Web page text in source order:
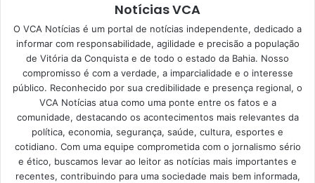
Notícias VCA
O VCA Notícias é um portal de notícias independente, dedicado a
informar com responsabilidade, agilidade e precisão a população
de Vitória da Conquista e de todo o estado da Bahia. Nosso
compromisso é com a verdade, a imparcialidade e o interesse
público. Reconhecido por sua credibilidade e presença regional, o
VCA Notícias atua como uma ponte entre os fatos e a
comunidade, destacando os acontecimentos mais relevantes da
política, economia, segurança, saúde, cultura, esportes e
cotidiano. Com uma equipe comprometida com o jornalismo sério
e ético, buscamos levar ao leitor as notícias mais importantes e
recentes, contribuindo para uma sociedade mais bem informada,